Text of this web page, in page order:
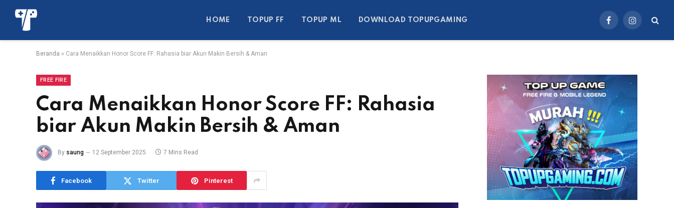
HOME TOPUP FF TOPUP ML DOWNLOAD TOPUPGAMING
FacebookInstagram
Beranda » Cara Menaikkan Honor Score FF: Rahasia biar Akun Makin Bersih & Aman
FREE FIRE
Cara Menaikkan Honor Score FF: Rahasia
biar Akun Makin Bersih & Aman
By saung 12 September 2025 7 Mins Read
Facebook Twitter Pinterest